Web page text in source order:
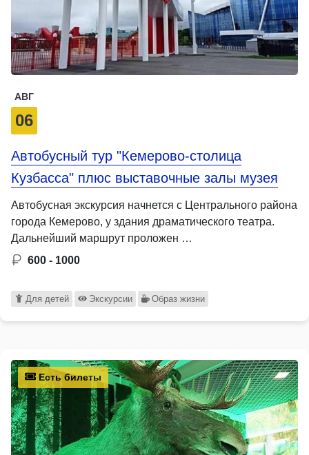
АВГ
06
Автобусный тур "Кемерово-столица
Кузбасса" плюс выставочные залы музея
Автобусная экскурсия начнется с Центрального района
города Кемерово, у здания драматического театра.
Дальнейший маршрут проложен …
600 - 1000
Для детей Экскурсии Образ жизни
Есть билеты